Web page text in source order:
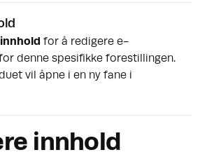
for å redigere e-
denne spesifikke forestillingen.
vil åpne i en ny fane i
innhold